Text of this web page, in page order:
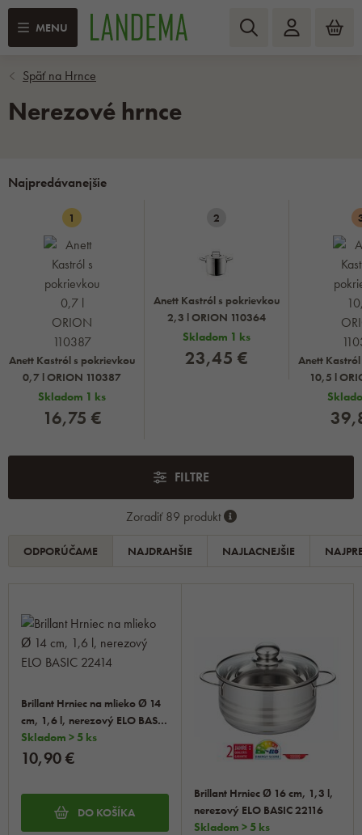
MENU
Nerezové hrnce
Najpredávanejšie
1
Anett Kastról s pokrievkou
0,7 l ORION 110387
Skladom 1 ks
16,75 €
2
Anett Kastról s pokrievkou
2,3 l ORION 110364
Skladom 1 ks
23,45 €
Anett
10,5 l
FILTRE
Zoradiť 89 produkt
ODPORÚČAME NAJDRAHŠIE NAJLACNEJŠIE
Brillant Hrniec na mlieko Ø 14
cm, 1,6 l, nerezový ELO BASIC
22414
Skladom > 5 ks
10,90 €
DO KOŠÍKA
Brillant Hrniec Ø 16 cm, 1,3 l,
nerezový ELO BASIC 22116
Skladom > 5 ks